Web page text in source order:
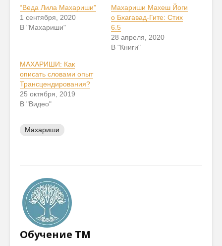
“Веда Лила Махариши”
1 сентября, 2020
В "Махариши"
Махариши Махеш Йоги
о Бхагавад-Гите: Стих
6.5
28 апреля, 2020
В "Книги"
МАХАРИШИ: Как
описать словами опыт
Трансцендирования?
25 октября, 2019
В "Видео"
Махариши
Обучение ТМ